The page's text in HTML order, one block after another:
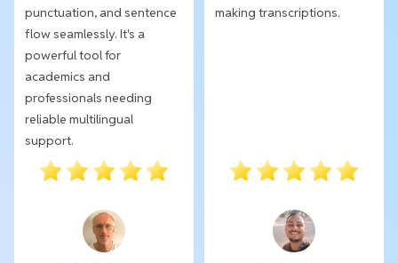
punctuation, and sentence
flow seamlessly. It's a
powerful tool for
academics and
professionals needing
reliable multilingual
support.
making transcriptions.